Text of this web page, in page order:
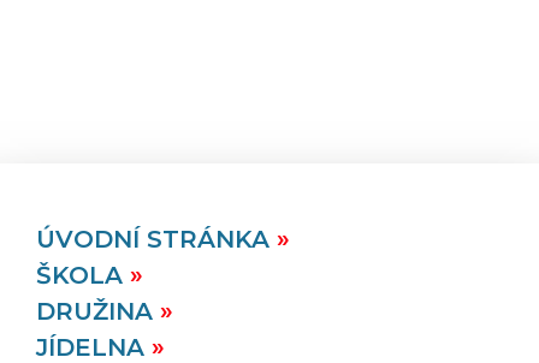
ÚVODNÍ STRÁNKA
ŠKOLA
DRUŽINA
JÍDELNA